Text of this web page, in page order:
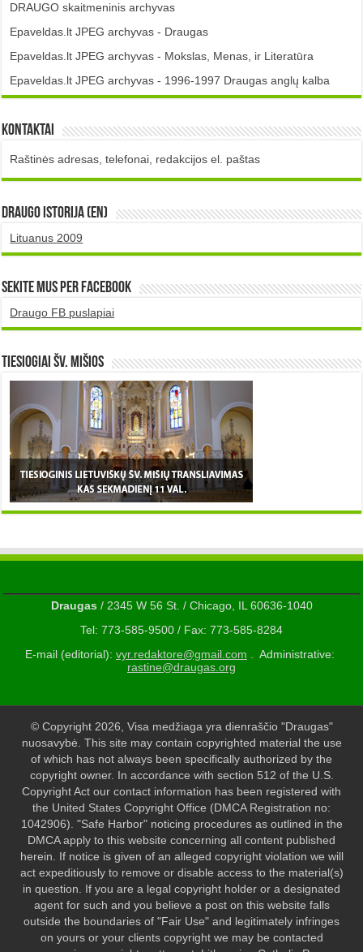
DRAUGO skaitmeninis archyvas
Epaveldas.lt JPEG archyvas - Draugas
Epaveldas.lt JPEG archyvas - Mokslas, Menas, ir Literatūra
Epaveldas.lt JPEG archyvas - 1996-1997 Draugas anglų kalba
Kontaktai
Raštinės adresas, telefonai, redakcijos el. paštas
DRAUGO istorija (EN)
Lituanus 2009
Sekite mus per Facebook
Draugo FB puslapiai
TIESIOGIAI šv. MIŠIOS
Draugas/ 2345 W 56 St. / Chicago, IL 60636-1040
Tel: 773-585-9500 / Fax: 773-585-8284
E-mail (editorial): vyr.redaktore@gmail.com . Administrative:
rastine@draugas.org
© Copyright 2026, Visa medžiaga yra dienraščio "Draugas"
nuosavybė. This site may contain copyrighted material the use
of which has not always been specifically authorized by the
copyright owner. In accordance with section 512 of the U.S.
Copyright Act our contact information has been registered with
the United States Copyright Office (DMCA Registration no:
1042906). "Safe Harbor" noticing procedures as outlined in the
DMCA apply to this website concerning all content published
herein. If notice is given of an alleged copyright violation we will
act expeditiously to remove or disable access to the material(s)
in question. If you are a legal copyright holder or a designated
agent for such and you believe a post on this website falls
outside the boundaries of "Fair Use" and legitimately infringes
on yours or your clients copyright we may be contacted